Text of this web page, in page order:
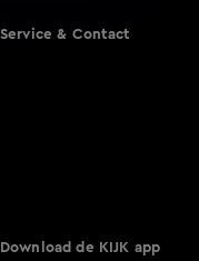
Service & Contact
Download de KIJK app